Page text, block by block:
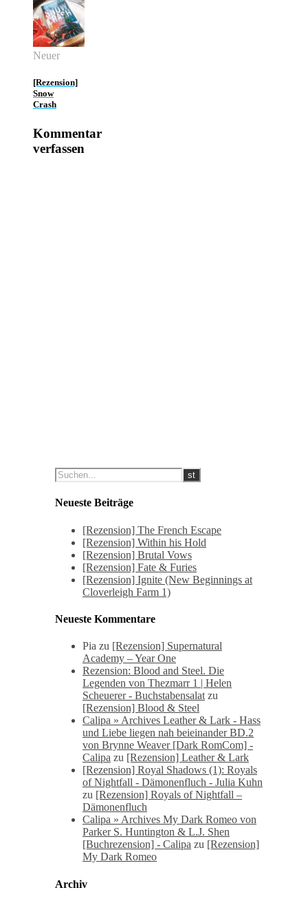
Neuer
[Rezension]
Snow
Crash
Kommentar
verfassen
Neueste Beiträge
[Rezension] The French Escape
[Rezension] Within his Hold
[Rezension] Brutal Vows
[Rezension] Fate & Furies
[Rezension] Ignite (New Beginnings at
Cloverleigh Farm 1)
Neueste Kommentare
Pia zu [Rezension] Supernatural
Academy – Year One
Rezension: Blood and Steel. Die
Legenden von Thezmarr 1 | Helen
Scheuerer - Buchstabensalat zu
[Rezension] Blood & Steel
Calipa » Archives Leather & Lark - Hass
und Liebe liegen nah beieinander BD.2
von Brynne Weaver [Dark RomCom] -
Calipa zu [Rezension] Leather & Lark
[Rezension] Royal Shadows (1): Royals
of Nightfall - Dämonenfluch - Julia Kuhn
zu [Rezension] Royals of Nightfall –
Dämonenfluch
Calipa » Archives My Dark Romeo von
Parker S. Huntington & L.J. Shen
[Buchrezension] - Calipa zu [Rezension]
My Dark Romeo
Archiv